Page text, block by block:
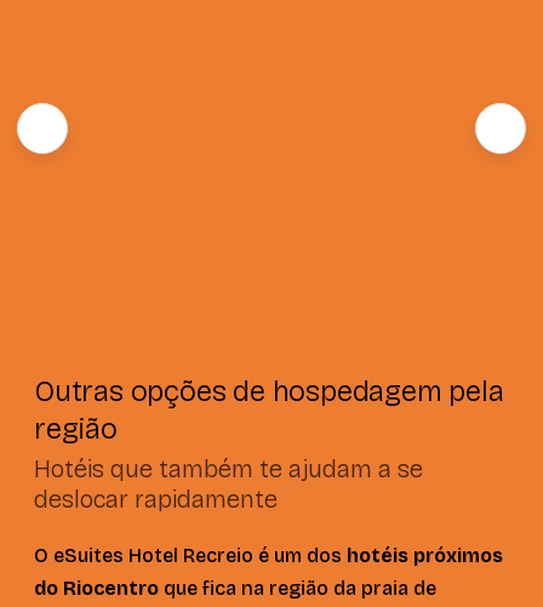
Outras opções de hospedagem pela
região
Hotéis que também te ajudam a se
deslocar rapidamente
O eSuites Hotel Recreio é um dos hotéis próximos
do Riocentro que fica na região da praia de